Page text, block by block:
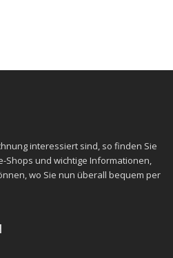
interessiert sind, so finden Sie
Shops und wichtige Informationen,
wo Sie nun überall bequem per